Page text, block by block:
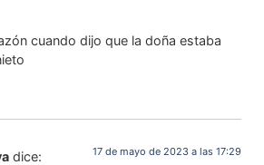
cuando dijo que la doña estaba
dice: 17 de mayo de 2023 a las 17:29